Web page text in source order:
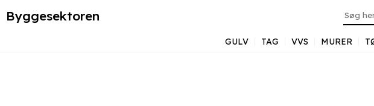
Byggesektoren
GULV TAG VVS MURER